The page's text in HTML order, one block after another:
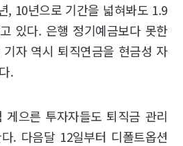
, 10년으로 기간을 넓혀봐도 1.9
있다. 은행 정기예금보다 못한
자 역시 퇴직연금을 현금성 자
.
게으른 투자자들도 퇴직금 관리
. 다음달 12일부터 디폴트옵션